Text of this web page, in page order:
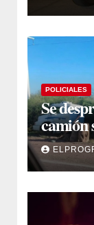
POLICIALES
Se
camión